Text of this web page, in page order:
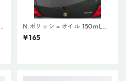
N.ポリッシュオイル 150mL用
ポンプ(白)
¥165